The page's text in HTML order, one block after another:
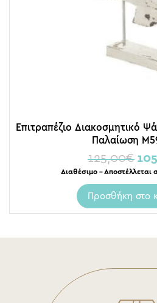
Επιτραπέζιο Διακοσμητικό
Παλαίωση
125,00€
Διαθέσιμο – Αποστέλλεται
Προσθήκη στο